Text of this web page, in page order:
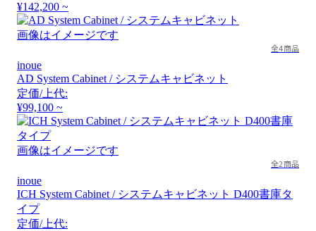
¥142,200 ~
画像はイメージです
全4商品
inoue
AD System Cabinet / システムキャビネット
定価/上代:
¥99,100 ~
画像はイメージです
全2商品
inoue
ICH System Cabinet / システムキャビネット D400書庫タ
イプ
定価/上代: